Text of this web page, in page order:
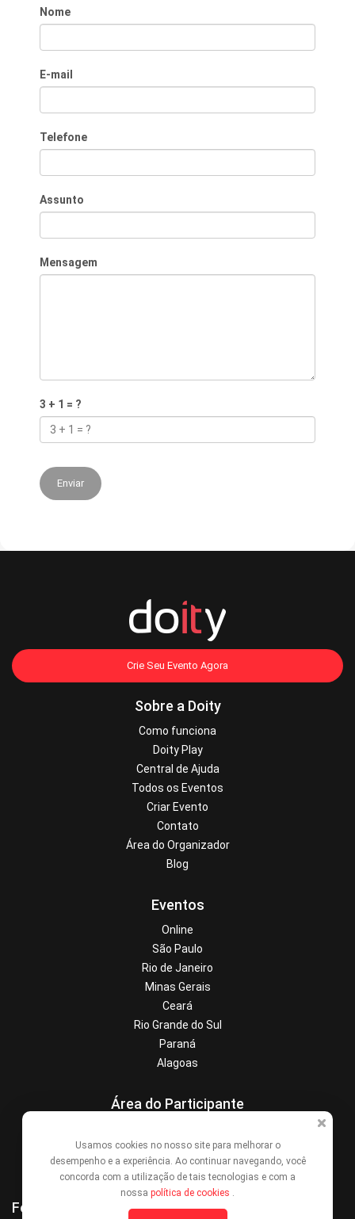
Nome
E-mail
Telefone
Assunto
Mensagem
3 + 1 = ?
Enviar
Crie Seu Evento Agora
Sobre a Doity
Como funciona
Doity Play
Central de Ajuda
Todos os Eventos
Criar Evento
Contato
Área do Organizador
Blog
Eventos
Online
São Paulo
Rio de Janeiro
Minas Gerais
Ceará
Rio Grande do Sul
Paraná
Alagoas
Área do Participante
Denunciar este evento
Contato
Formas de Pagamento
Usamos cookies no nosso site para melhorar o
desempenho e a experiência. Ao continuar navegando, você
concorda com a utilização de tais tecnologias e com a
nossa política de cookies .